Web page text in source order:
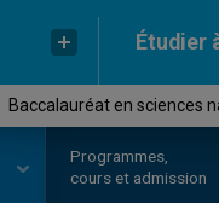
Étudier
Baccalauréat en sciences
Programmes,
cours et admission